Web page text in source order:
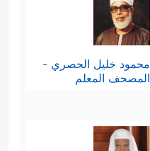
محمود خليل الحصري -
المصحف المعلم